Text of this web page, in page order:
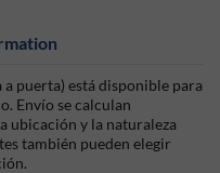
a puerta) está disponible para
Envío se calculan
ubicación y la naturaleza
también pueden elegir